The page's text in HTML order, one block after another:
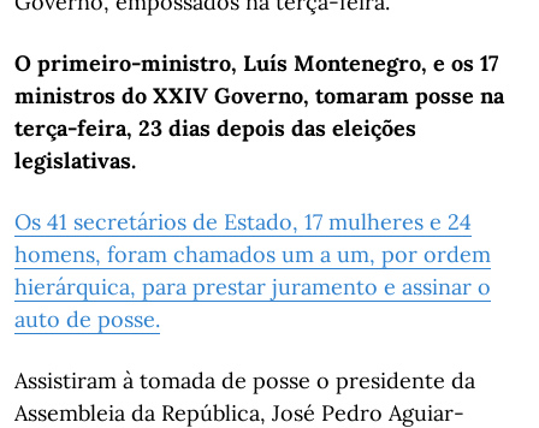
O primeiro-ministro, Luís Montenegro, e os 17
ministros do XXIV Governo, tomaram posse na
terça-feira, 23 dias depois das eleições
legislativas.
Os 41 secretários de Estado, 17 mulheres e 24
homens, foram chamados um a um, por ordem
hierárquica, para prestar juramento e assinar o
auto de posse.
Assistiram à tomada de posse o presidente da
Assembleia da República, José Pedro Aguiar-